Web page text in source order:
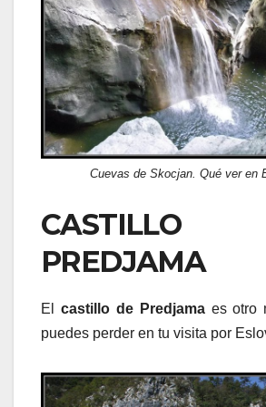
Cuevas de Skocjan. Qué ver en
PREDJAMA
El castillo de Predjamaes otro
puedes perder en tu visita por